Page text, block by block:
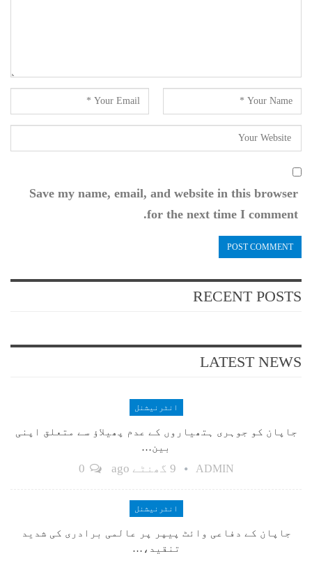
Save my name, email, and website in this browser
for the next time I comment.
RECENT POSTS
LATEST NEWS
انٹرنیشنل
جاپان کو جوہری ہتھیاروں کے عدم پھیلاؤ سے متعلق اپنی
بین…
ADMIN 9 گھنٹے ago
انٹرنیشنل
جاپان کے دفاعی وائٹ پیپر پر عالمی برادری کی شدید
تنقید،…